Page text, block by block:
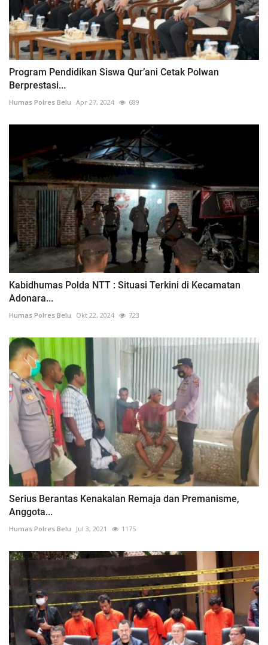
Program Pendidikan Siswa Qur’ani Cetak Polwan
Berprestasi...
Humas Polres Belu Apr 27, 2024 689
Kabidhumas Polda NTT : Situasi Terkini di Kecamatan
Adonara...
Humas Polres Belu Okt 22, 2024 723
Serius Berantas Kenakalan Remaja dan Premanisme,
Anggota...
Humas Polres Belu Jul 3, 2021 1175